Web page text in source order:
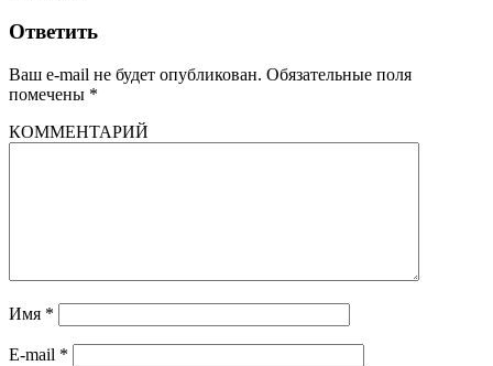
Ответить
Ваш e-mail не будет опубликован. Обязательные поля
помечены *
КОММЕНТАРИЙ
Имя *
E-mail *